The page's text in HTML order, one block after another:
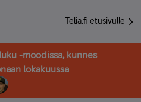
Telia.fi etusivulle
-moodissa, kunnes
lokakuussa